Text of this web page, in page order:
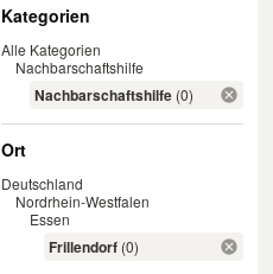
Kategorien
Alle Kategorien
Nachbarschaftshilfe
Nachbarschaftshilfe (0)
Ort
Deutschland
Nordrhein-Westfalen
Essen
Frillendorf (0)